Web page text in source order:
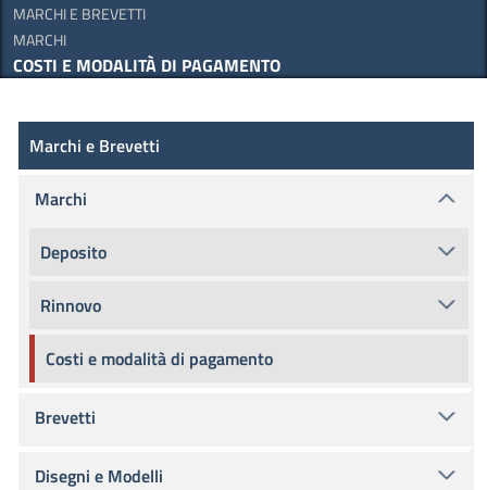
MARCHI E BREVETTI
MARCHI
COSTI E MODALITÀ DI PAGAMENTO
Marchi e Brevetti
Marchi e Brevetti
Marchi
Deposito
Rinnovo
Costi e modalità di pagamento
Brevetti
Disegni e Modelli